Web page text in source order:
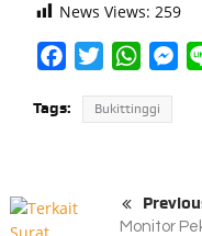
News Views: 259
FacebookTwitter
Tags: Bukittinggi
Monitor